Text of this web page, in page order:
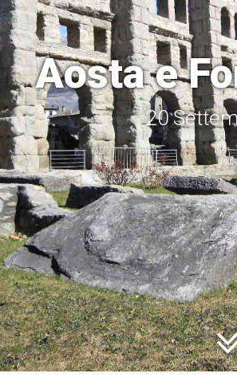
Aosta e
20